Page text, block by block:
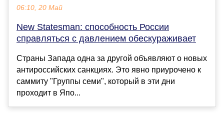
06:10, 20 Май
New Statesman: способность России
справляться с давлением обескураживает
Страны Запада одна за другой объявляют о новых
антироссийских санкциях. Это явно приурочено к
саммиту "Группы семи", который в эти дни
проходит в Япо...